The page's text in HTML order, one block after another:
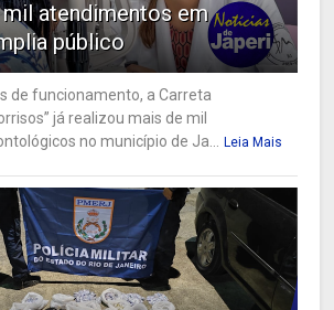
atendimentos em
público
de funcionamento, a Carreta
já realizou mais de mil
no município de Ja...
Leia Mais